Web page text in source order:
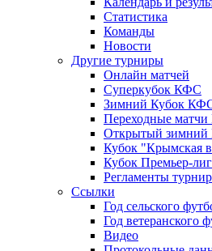
Статистика
Команды
Новости
Другие турниры
Онлайн матчей
Суперкубок КФС
Зимний Кубок
Переходные
Открытый
Кубок "Крымская
Кубок Премьер-
Регламенты
Ссылки
Год сельского
Год ветеранского
Видео